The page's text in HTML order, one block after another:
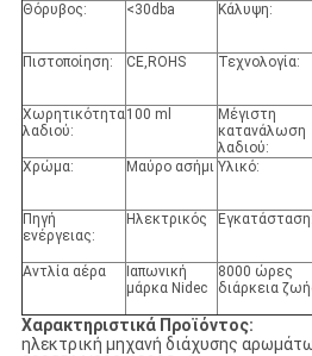
Θόρυβος: <30dba Κάλυψη:
Πιστοποίηση: CE,ROHS Τεχνολογία:
Χωρητικότητα
λαδιού:
100 ml
Μέγιστη
κατανάλωση
λαδιού:
Χρώμα: Μαύρο ασήμι Υλικό:
Πηγή
ενέργειας:
Ηλεκτρικός Εγκατάσταση:
Αντλία αέρα
Ιαπωνική
μάρκα Nidec
8000 ώρες
διάρκεια
Χαρακτηριστικά Προϊόντος:
ηλεκτρική μηχανή διάχυσης